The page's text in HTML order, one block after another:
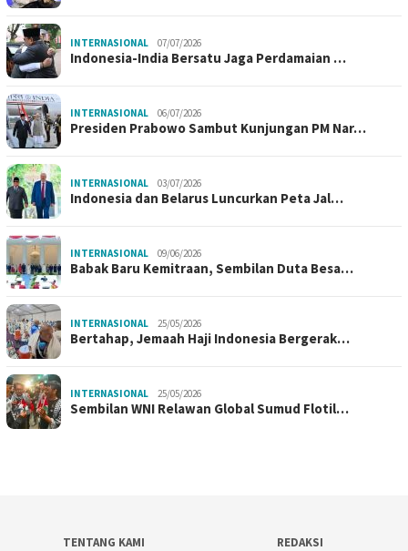
INTERNASIONAL 07/07/2026
Indonesia-India Bersatu Jaga Perdamaian …
INTERNASIONAL 06/07/2026
Presiden Prabowo Sambut Kunjungan PM Nar…
INTERNASIONAL 03/07/2026
Indonesia dan Belarus Luncurkan Peta Jal…
INTERNASIONAL 09/06/2026
Babak Baru Kemitraan, Sembilan Duta Besa…
INTERNASIONAL 25/05/2026
Bertahap, Jemaah Haji Indonesia Bergerak…
INTERNASIONAL 25/05/2026
Sembilan WNI Relawan Global Sumud Flotil…
TENTANG KAMI REDAKSI